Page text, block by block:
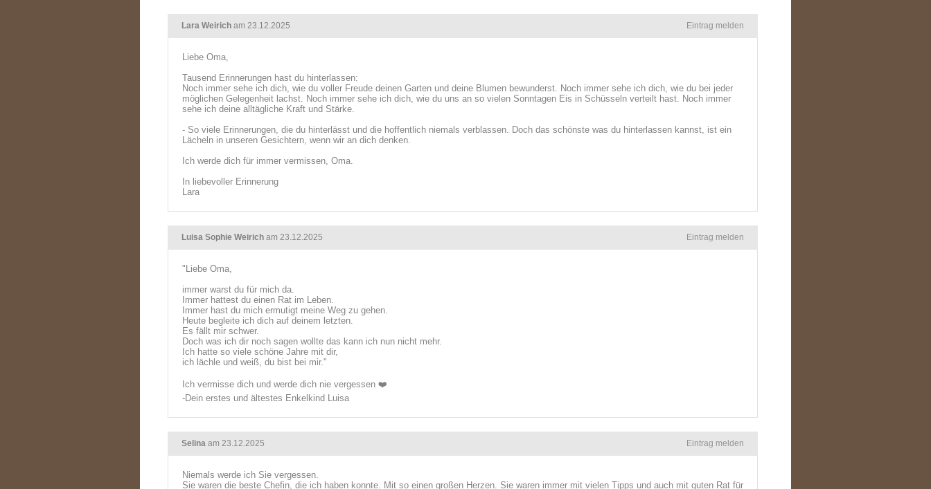
Lara Weirich am 23.12.2025 Eintrag melden
Liebe Oma,
Tausend Erinnerungen hast du hinterlassen:
Noch immer sehe ich dich, wie du voller Freude deinen Garten und deine Blumen bewunderst. Noch immer sehe ich dich, wie du bei jeder
möglichen Gelegenheit lachst. Noch immer sehe ich dich, wie du uns an so vielen Sonntagen Eis in Schüsseln verteilt hast. Noch immer
sehe ich deine alltägliche Kraft und Stärke.
- So viele Erinnerungen, die du hinterlässt und die hoffentlich niemals verblassen. Doch das schönste was du hinterlassen kannst, ist ein
Lächeln in unseren Gesichtern, wenn wir an dich denken.
Ich werde dich für immer vermissen, Oma.
In liebevoller Erinnerung
Lara
Luisa Sophie Weirich am 23.12.2025 Eintrag melden
"Liebe Oma,
immer warst du für mich da.
Immer hattest du einen Rat im Leben.
Immer hast du mich ermutigt meine Weg zu gehen.
Heute begleite ich dich auf deinem letzten.
Es fällt mir schwer.
Doch was ich dir noch sagen wollte das kann ich nun nicht mehr.
Ich hatte so viele schöne Jahre mit dir,
ich lächle und weiß, du bist bei mir."
Ich vermisse dich und werde dich nie vergessen ❤️
-Dein erstes und ältestes Enkelkind Luisa
Selina am 23.12.2025 Eintrag melden
Niemals werde ich Sie vergessen.
Sie waren die beste Chefin, die ich haben konnte. Mit so einen großen Herzen. Sie waren immer mit vielen Tipps und auch mit guten Rat für